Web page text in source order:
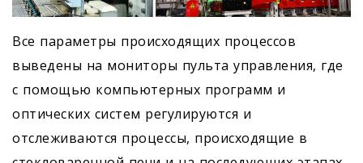
Все параметры происходящих процессов
выведены на мониторы пульта управления, где
с помощью компьютерных программ и
оптических систем регулируются и
отслеживаются процессы, происходящие в